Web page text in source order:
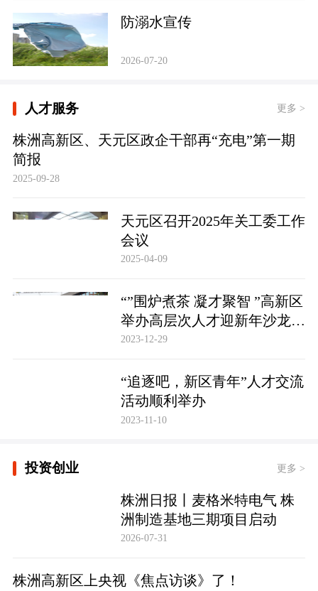
防溺水宣传
2026-07-20
人才服务 更多 >
株洲高新区、天元区政企干部再“充电”第一期
简报
2025-09-28
天元区召开2025年关工委工作
会议
2025-04-09
“”围炉煮茶 凝才聚智 ”高新区
举办高层次人才迎新年沙龙活
动
2023-12-29
“追逐吧，新区青年”人才交流
活动顺利举办
2023-11-10
投资创业 更多 >
株洲日报丨麦格米特电气 株
洲制造基地三期项目启动
2026-07-31
株洲高新区上央视《焦点访谈》了！